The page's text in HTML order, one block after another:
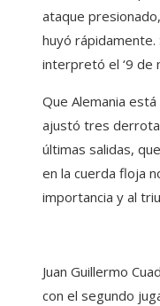
ataque
huyó
interpretó el ‘9 de
Que Alemania
ajustó tres
últimas salidas,
en la cuerda floja
importancia y al
Juan Guillermo
con el segundo